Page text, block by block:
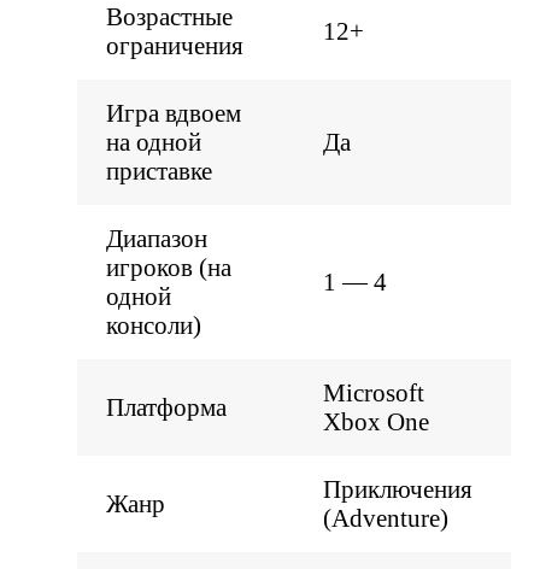
Возрастные
ограничения
12+
Игра вдвоем
на одной
приставке
Да
Диапазон
игроков (на
одной
консоли)
1 — 4
Платформа
Microsoft
Xbox One
Жанр
Приключения
(Adventure)